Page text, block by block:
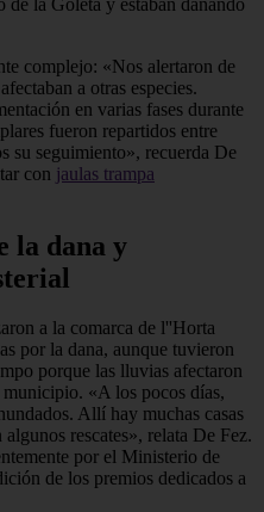
complejo: «Nos alertaron de
a otras especies.
en varias fases durante
fueron repartidos entre
su seguimiento», recuerda De
con jaulas trampa
la dana y
a la comarca de l''Horta
por la dana, aunque tuvieron
porque las lluvias afectaron
municipio. «A los pocos días,
Allí hay muchas casas
rescates», relata De Fez.
por el Ministerio de
de los premios dedicados a